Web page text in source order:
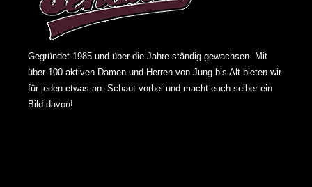
Gegründet 1985 und über die Jahre ständig gewachsen. Mit
über 100 aktiven Damen und Herren von Jung bis Alt bieten wir
für jeden etwas an. Schaut vorbei und macht euch selber ein
Bild davon!